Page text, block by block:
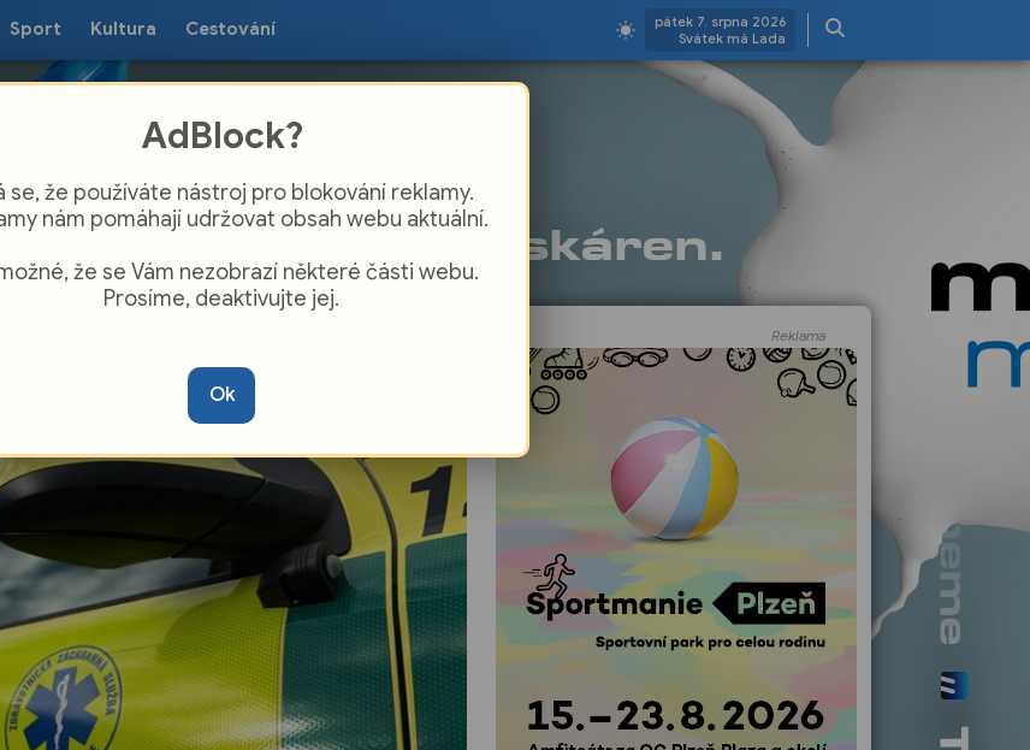
Sport Kultura Cestování
pátek 7. srpna 2026
Svátek má Lada
partičky hochů skončil zbytečným
Reklama
AdBlock?
se, že používáte nástroj pro blokování reklamy.
nám pomáhají udržovat obsah webu aktuální.
že se Vám nezobrazí některé části webu.
Prosíme, deaktivujte jej.
Ok